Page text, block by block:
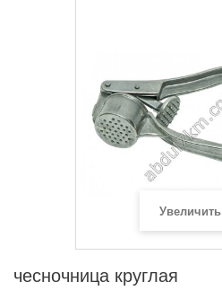
Увеличить
чесночница круглая